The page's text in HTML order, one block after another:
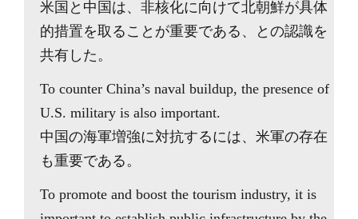
米国と中国は、非核化に向けて北朝鮮が具体
的措置を取ることが重要である、との認識を
共有した。
To counter China’s naval buildup, the presence of
U.S. military is also important.
中国の海軍増強に対抗するには、米軍の存在
も重要である。
To promote and boost the tourism industry, it is